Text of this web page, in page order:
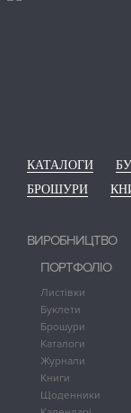
КАТАЛОГИ
БРОШУРИ
ВИРОБНИЦТВО
ПОРТФОЛІО
Листівки
Буклети
Брошури
Каталоги
Журнали
Книги
Щоденники